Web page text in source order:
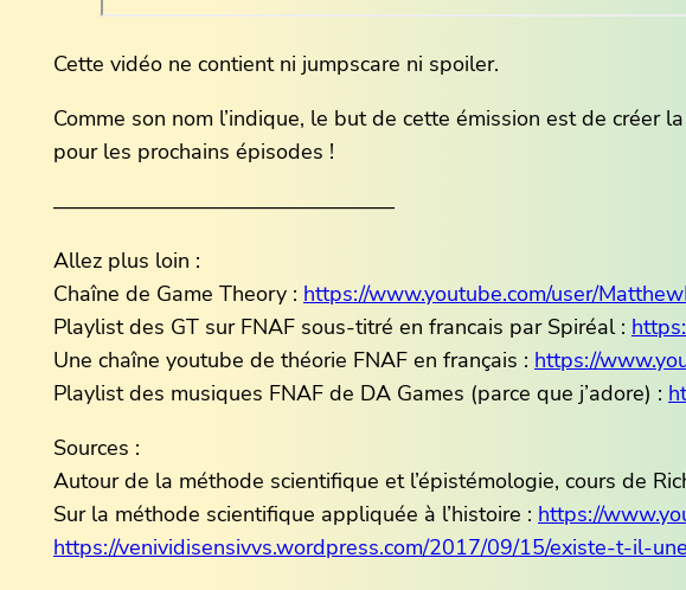
Cette vidéo ne contient ni jumpscare ni spoiler.
Comme son nom l’indique, le but de cette émission est de créer
pour les prochains épisodes !
————————————————
Allez plus loin :
Chaîne de Game Theory : https://www.youtube.com/user/
Playlist des GT sur FNAF sous-titré en francais par Spiréal :
Une chaîne youtube de théorie FNAF en français : https://
Playlist des musiques FNAF de DA Games (parce que j’adore) :
Sources :
Autour de la méthode scientifique et l’épistémologie, cours de
Sur la méthode scientifique appliquée à l’histoire : https://
https://venividisensivvs.wordpress.com/2017/09/15/existe-t-il-